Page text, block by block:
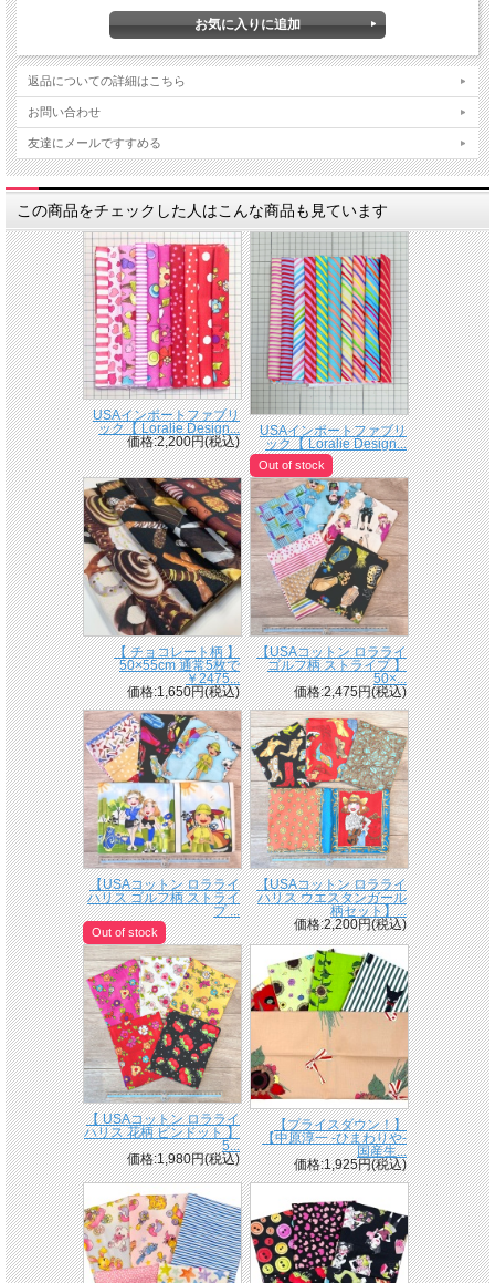
返品についての詳細はこちら
お問い合わせ
友達にメールですすめる
この商品をチェックした人はこんな商品も見ています
USAインポートファブリ
ック【 Loralie Design...
価格:2,200円(税込)
USAインポートファブリ
ック【 Loralie Design...
Out of stock
【 チョコレート柄 】
50×55cm 通常5枚で
￥2475...
価格:1,650円(税込)
【USAコットン ロラライ
ゴルフ柄 ストライプ 】
50×...
価格:2,475円(税込)
【USAコットン ロラライ
ハリス ゴルフ柄 ストライ
プ ...
Out of stock
【USAコットン ロラライ
ハリス ウエスタンガール
柄セット】...
価格:2,200円(税込)
【 USAコットン ロラライ
ハリス 花柄 ピンドット 】
5...
価格:1,980円(税込)
【プライスダウン！】
【中原淳一 -ひまわりや-
国産生...
価格:1,925円(税込)